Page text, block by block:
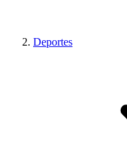
Deportes